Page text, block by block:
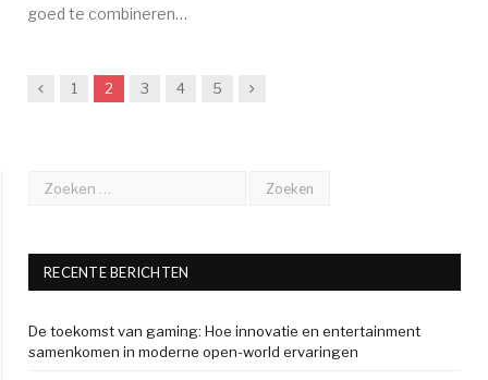
goed te combineren…
Previous
1 2 3 4 5 Next
RECENTE BERICHTEN
De toekomst van gaming: Hoe innovatie en entertainment
samenkomen in moderne open-world ervaringen